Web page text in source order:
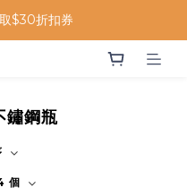
$30折扣券
鏽鋼瓶
個